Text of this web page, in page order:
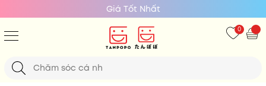
Giá Tốt Nhất
0